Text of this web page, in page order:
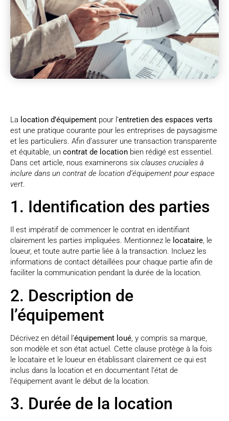
La location d’équipement pour l’entretien des espaces verts
est une pratique courante pour les entreprises de paysagisme
et les particuliers. Afin d’assurer une transaction transparente
et équitable, un contrat de location bien rédigé est essentiel.
Dans cet article, nous examinerons six clauses cruciales à
inclure dans un contrat de location d’équipement pour espace
vert.
1. Identification des parties
Il est impératif de commencer le contrat en identifiant
clairement les parties impliquées. Mentionnez le locataire, le
loueur, et toute autre partie liée à la transaction. Incluez les
informations de contact détaillées pour chaque partie afin de
faciliter la communication pendant la durée de la location.
2. Description de
l’équipement
Décrivez en détail l’équipement loué , y compris sa marque,
son modèle et son état actuel. Cette clause protège à la fois
le locataire et le loueur en établissant clairement ce qui est
inclus dans la location et en documentant l’état de
l’équipement avant le début de la location.
3. Durée de la location